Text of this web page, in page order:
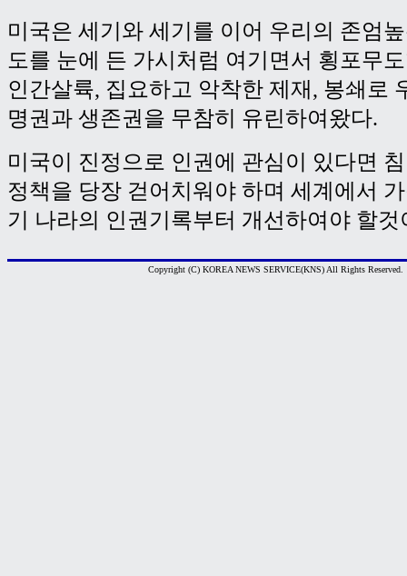
미국은 세기와 세기를 이어 우리의 존엄
도를 눈에 든 가시처럼 여기면서 횡포무
인간살륙, 집요하고 악착한 제재, 봉쇄로
명권과 생존권을 무참히 유린하여왔다.
미국이 진정으로 인권에 관심이 있다면
정책을 당장 걷어치워야 하며 세계에서
기 나라의 인권기록부터 개선하여야 할것
Copyright (C) KOREA NEWS SERVICE(KNS) All Rights Reserved.